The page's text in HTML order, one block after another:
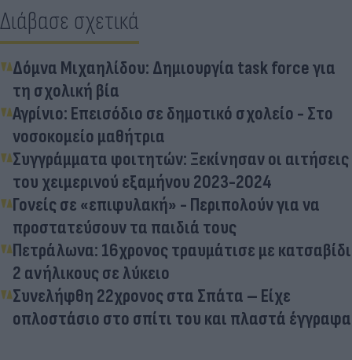
Διάβασε σχετικά
Δόμνα Μιχαηλίδου: Δημιουργία task force για
τη σχολική βία
Αγρίνιο: Επεισόδιο σε δημοτικό σχολείο - Στο
νοσοκομείο μαθήτρια
Συγγράμματα φοιτητών: Ξεκίνησαν οι αιτήσεις
του χειμερινού εξαμήνου 2023-2024
Γονείς σε «επιφυλακή» - Περιπολούν για να
προστατεύσουν τα παιδιά τους
Πετράλωνα: 16χρονος τραυμάτισε με κατσαβίδι
2 ανήλικους σε λύκειο
Συνελήφθη 22χρονος στα Σπάτα – Είχε
οπλοστάσιο στο σπίτι του και πλαστά έγγραφα